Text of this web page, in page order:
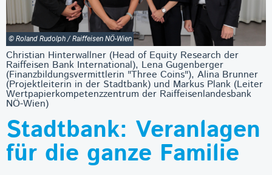
© Roland Rudolph / Raiffeisen NÖ-Wien
Christian Hinterwallner (Head of Equity Research der
Raiffeisen Bank International), Lena Gugenberger
(Finanzbildungsvermittlerin "Three Coins"), Alina Brunner
(Projektleiterin in der Stadtbank) und Markus Plank (Leiter
Wertpapierkompetenzzentrum der Raiffeisenlandesbank
NÖ-Wien)
Stadtbank: Veranlagen
für die ganze Familie